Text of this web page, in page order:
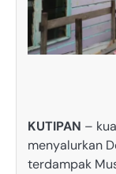
KUTIPAN –
menyalurkan
terdampak